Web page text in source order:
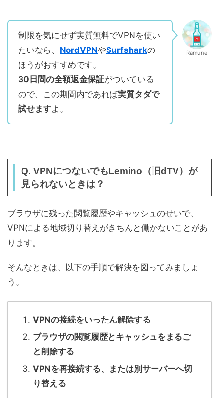
制限を気にせず実質無料でVPNを使い
たいなら、 NordVPNやSurfsharkの
ほうがおすすめです。
30日間の全額返金保証がついている
ので、この期間内であれば実質タダで
試せますよ。
Ramune
Q. VPNにつないでもLemino（旧dTV）が
見られないときは？
ブラウザに残った閲覧履歴やキャッシュのせいで、
VPNによる地域切り替えがきちんと働かないことがあ
ります。
そんなときは、以下の手順で解決を図ってみましょ
う。
VPNの接続をいったん解除する
ブラウザの閲覧履歴とキャッシュをまるご
と削除する
VPNを再接続する、または別サーバーへ切
り替える